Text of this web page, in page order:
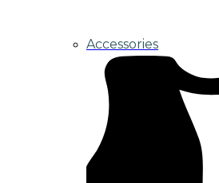
Accessories